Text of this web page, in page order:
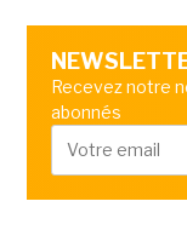
Recevez notre
abonnés